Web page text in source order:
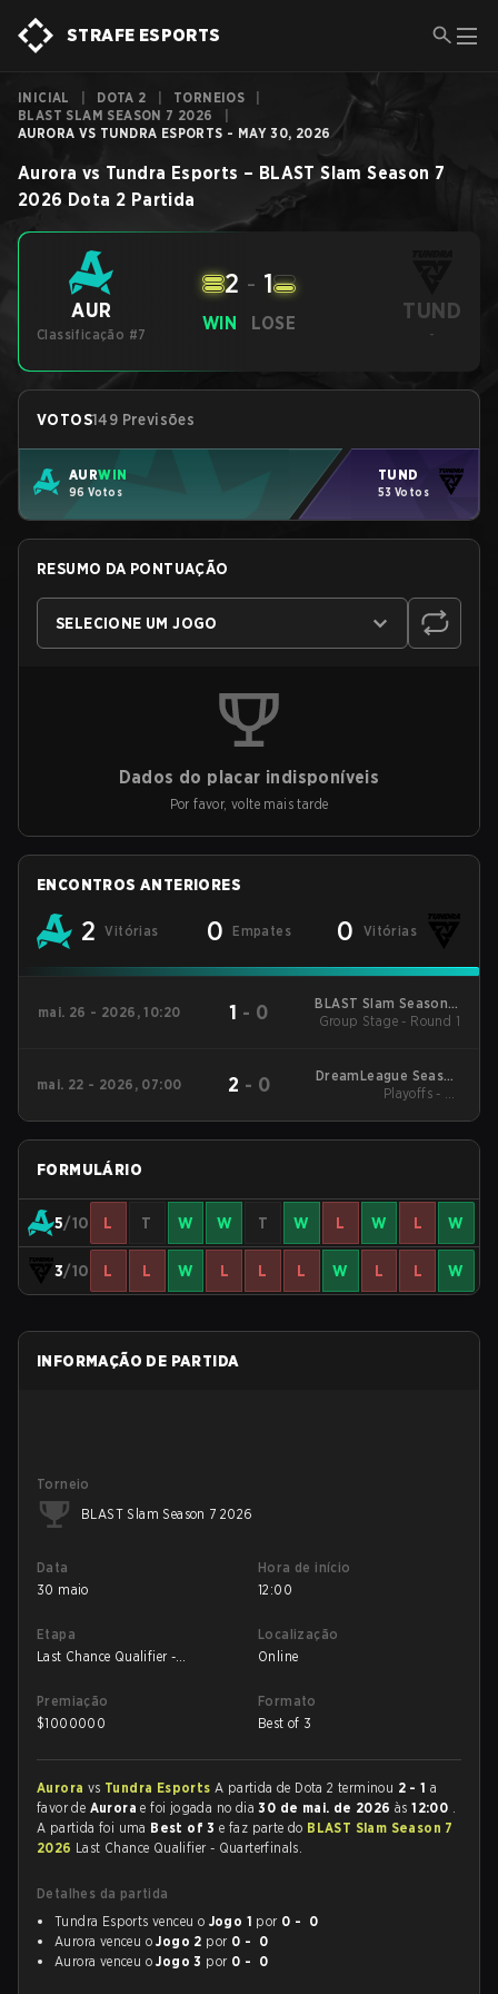
STRAFE ESPORTS
INICIAL DOTA 2 TORNEIOS
BLAST SLAM SEASON 7 2026
AURORA VS TUNDRA ESPORTS - MAY 30, 2026
Aurora vs Tundra Esports – BLAST Slam Season 7
2026 Dota 2 Partida
AUR
Classificação #7
WIN
2 - 1
LOSE TUND
-
VOTOS149 Previsões
AURWIN
96 Votos
TUND
53 Votos
RESUMO DA PONTUAÇÃO
SELECIONE UM JOGO
Dados do placar indisponíveis
Por favor, volte mais tarde
ENCONTROS ANTERIORES
2 Vitórias 0 Empates 0 Vitórias
mai. 26 - 2026, 10:20 1 - 0
BLAST Slam Season 7
2026
Group Stage - Round 1
mai. 22 - 2026, 07:00 2 - 0
DreamLeague Season
29 2026
Playoffs - LB
FORMULÁRIO
5/10 L T W W T W L W L W
3/10 L L W L L L W L L W
INFORMAÇÃO DE PARTIDA
Torneio
BLAST Slam Season 7 2026
Data
30 maio
Hora de início
12:00
Etapa
Last Chance Qualifier -
Localização
Online
Premiação
$1000000
Formato
Best of 3
Aurora vs Tundra EsportsA partida de Dota 2 terminou 2 - 1 a
favor de Aurorae foi jogada no dia30 de mai. de 2026às12:00 .
A partida foi uma Best of 3e faz parte do BLAST Slam Season 7
2026 Last Chance Qualifier - Quarterfinals.
Detalhes da partida
Tundra Esports venceu o Jogo 1 por 0 - 0
Aurora venceu oJogo 2 por 0 - 0
Aurora venceu oJogo 3 por 0 - 0